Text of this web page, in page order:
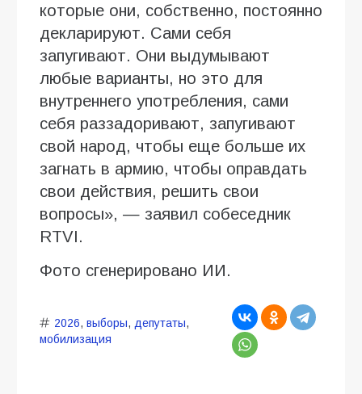
которые они, собственно, постоянно
декларируют. Сами себя
запугивают. Они выдумывают
любые варианты, но это для
внутреннего употребления, сами
себя раззадоривают, запугивают
свой народ, чтобы еще больше их
загнать в армию, чтобы оправдать
свои действия, решить свои
вопросы», — заявил собеседник
RTVI.
Фото сгенерировано ИИ.
2026, выборы, депутаты,
мобилизация